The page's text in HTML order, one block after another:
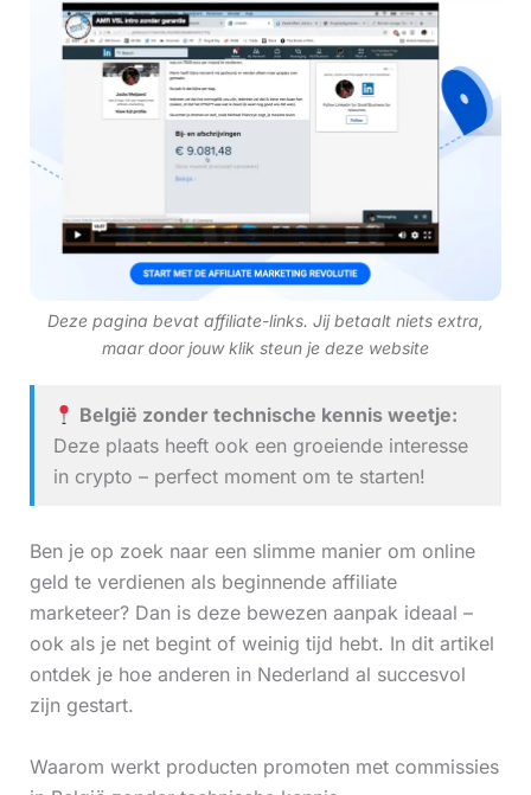
Deze pagina bevat affiliate-links. Jij betaalt niets extra,
maar door jouw klik steun je deze website
België zonder technische kennis weetje:
Deze plaats heeft ook een groeiende interesse
in crypto – perfect moment om te starten!
Ben je op zoek naar een slimme manier om online
geld te verdienen als beginnende affiliate
marketeer? Dan is deze bewezen aanpak ideaal –
ook als je net begint of weinig tijd hebt. In dit artikel
ontdek je hoe anderen in Nederland al succesvol
zijn gestart.
Waarom werkt producten promoten met commissies